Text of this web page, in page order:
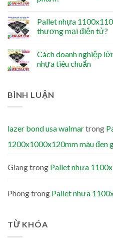
Pallet nhựa
thương mại điện tử?
Cách doanh nghiệp
nhựa tiêu chuẩn
BÌNH LUẬN
lazer bond usa walmartrong
1200x1000x120mm màu đen
Giangtrong Pallet nhựa
Phongtrong Pallet nhựa
TỪ KHÓA